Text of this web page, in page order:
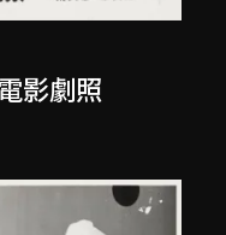
影劇照